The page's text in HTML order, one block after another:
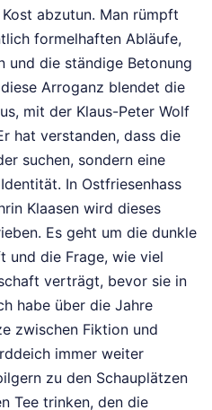
abzutun. Man rümpft
formelhaften Abläufe,
und die ständige Betonung
Arroganz blendet die
mit der Klaus-Peter Wolf
hat verstanden, dass die
suchen, sondern eine
In Ostfriesenhass
Klaasen wird dieses
Es geht um die dunkle
und die Frage, wie viel
verträgt, bevor sie in
habe über die Jahre
zwischen Fiktion und
immer weiter
zu den Schauplätzen
Tee trinken, den die